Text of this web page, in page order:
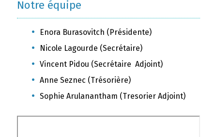
Notre équipe
Enora Burasovitch (Présidente)
Nicole Lagourde (Secrétaire)
Vincent Pidou (Secrétaire Adjoint)
Anne Seznec (Trésorière)
Sophie Arulanantham (Tresorier Adjoint)